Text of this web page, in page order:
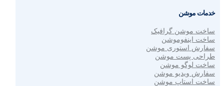
خدمات موشن
ساخت موشن گرافیک
ساخت اینفوموشن
سفارش استوری موشن
طراحی پست موشن
ساخت لوگو موشن
سفارش ویدیو موشن
ساخت استاپ موشن